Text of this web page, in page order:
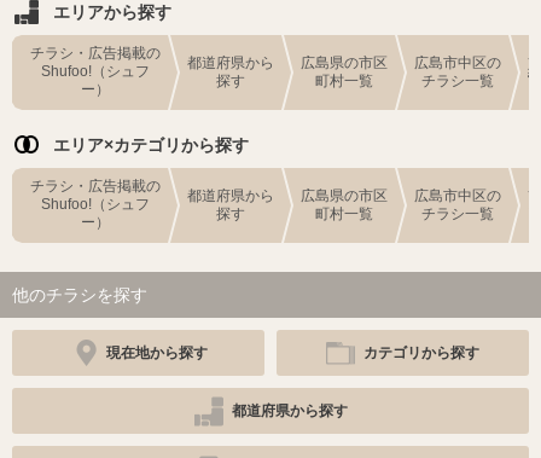
エリアから探す
チラシ・広告掲載の
Shufoo!（シュフ
ー）
都道府県から
探す
広島県の市区
町村一覧
広島市中区の
チラシ一覧
エリア×カテゴリから探す
チラシ・広告掲載の
Shufoo!（シュフ
ー）
都道府県から
探す
広島県の市区
町村一覧
広島市中区の
チラシ一覧
他のチラシを探す
現在地から探す カテゴリから探す
都道府県から探す